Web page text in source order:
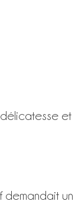
délicatesse et
demandait un